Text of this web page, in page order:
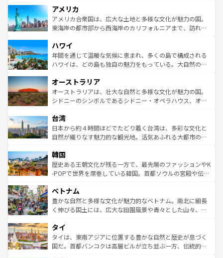
ンツ一覧を参照してほしい。
の建物がそのまま残る町や、スイスならではのユニークな
博物館もあり、アルプス観光だけでなく町歩きも満喫する
ことができる。国民の所得が高いため物価も高いが、旅行
ば市内交通費無料で観光を楽しむこともできる。 なお、新
着のスイス情報はコンテンツ一覧 を参照してほしい。
アメリカ
アメリカ合衆国は、広大な土地と多様な文化が魅力の国。
東海岸の都市部から西海岸のカリフォルニアまで、訪れる
のような巨大都市は、観光、ショッピング、エンターテイ
ンメントが詰まった刺激的なスポットだ。一方、アメリカ
西部には大自然が広がり、グランドキャニオンやイエロー
部のニューオーリンズでは、音楽と美食が融合した独特の
文化が魅力。旅行者はアメリカの各地域で異なる魅力を楽
しみながら、その多様性と豊かな歴史を感じることができ
ならではの贅沢な旅のスタイルだ。 なお、新着のアメリカ
情報はコンテンツ一覧を参照してほしい。
ハワイ
年間を通じて温暖な気候に恵まれ、多くの島で構成される
ハワイは、どの島も独自の魅力をもっている。大自然の神
ワイ島は見逃せない。また、定番の観光地といえばオアフ
島だが、静かな自然を求めるならマウイ島やカウアイ島が
おすすめ。エメラルドグリーンに輝く海をはじめ、豊かな
れるおもてなしの心で訪れる人々を迎えてくれるハワイの
人々、おいしいローカルフードやハワイアンミュージッ
ク、伝統的なフラダンスなど、すべてがハワイの魅力を彩
ワイを、存分に味わってほしい。 なお、新着のハワイ情報
はコンテンツ一覧を参照してほしい。
オーストラリア
オーストラリアは、壮大な自然と多様な文化が魅力の国。
シドニーのシンボルであるシドニー・オペラハウス、オー
リアリーフや大陸中央部にそびえるウルル（エアーズロッ
ク）、タスマニアの美しい原生林やケアンズの熱帯雨林な
ど、見どころがたくさん。また、カフェやワイン、オージ
いる。アクティビティも充実しており、サーフィンやダイ
ビング、ハイキングなど、アウトドア好きにはたまらな
い。オーストラリアの多彩な魅力を存分に味わいつくそ
参照してほしい。
台湾
日本から約４時間ほどでたどり着く台湾は、多彩な文化と
自然が織りなす魅力的な観光地。活気あふれる大都市の台
ン）、静ひつな山岳地帯である台湾東部など、都市の喧騒
と山間の静けさが共存しており、訪れる人に新しい発見と
驚きをもたらしてくれる。また、奥深い台湾の食文化も魅
容にもいいと評判のスイーツなど、バラエティ豊かな料理
が味わえる。 なお、新着の台湾情報は コンテンツ一覧を参
照してほしい。
韓国
歴史ある王朝文化が残る一方で、最先端のファッションやK
-POPで世界を席巻している韓国。首都ソウルの宮殿や伝統
き、地方に足を延ばせば四季折々の自然美を楽しむことが
できる。そして、キムチや焼肉、絶品のストリートフード
まで、さまざまな韓国料理が待っている。夜には、韓国な
リティに包まれながら、韓国の多彩な魅力を心ゆくまで味
わってみてほしい。 なお、新着の韓国情報はコンテンツ一
覧を参照してほしい。
ベトナム
豊かな自然と多様な文化が魅力的なベトナム。南北に細長
く伸びる国土には、広大な田園風景や青々とした山々、世
急速な発展と共に伝統が息づく。ハノイの古い町並みやホ
ーチミン市のフランス統治時代の建物も、独特の雰囲気を
醸し出している。また、バラエティの豊かさとおいしさで
タイ
タイは、東南アジアに位置する豊かな自然と歴史が息づく
国だ。首都バンコクは高層ビルが立ち並ぶ一方、伝統的な